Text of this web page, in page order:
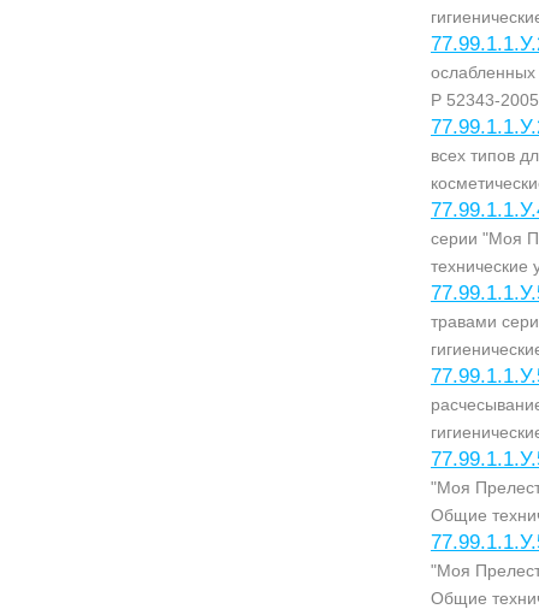
Р 52343-
всех типов
серии "Моя
технические
травами
"Моя
Общие
"Моя
Общие